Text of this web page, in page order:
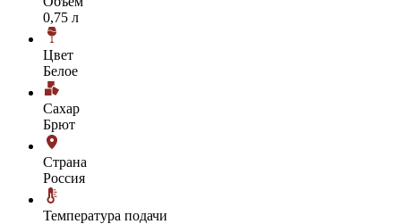
0,75 л
Цвет
Белое
Сахар
Брют
Страна
Россия
Температура подачи